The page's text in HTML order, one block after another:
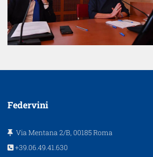
Federvini
Via Mentana 2/B, 00185 Roma
+39.06.49.41.630